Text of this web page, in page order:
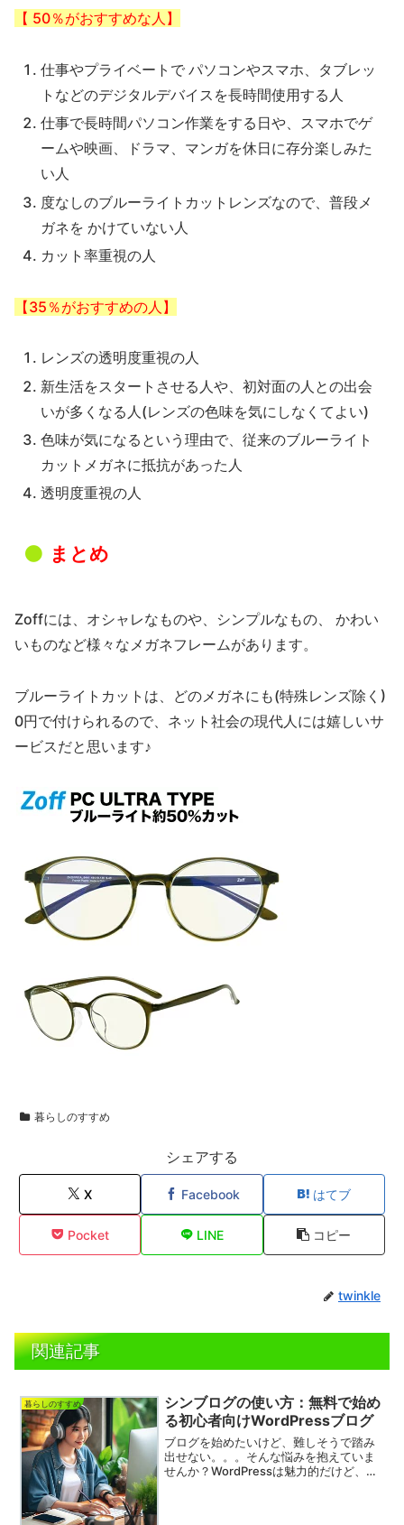
【 50％がおすすめな人】
仕事やプライベートで パソコンやスマホ、タブレッ
トなどのデジタルデバイスを長時間使用する人
仕事で長時間パソコン作業をする日や、スマホでゲ
ームや映画、ドラマ、マンガを休日に存分楽しみた
い人
度なしのブルーライトカットレンズなので、普段メ
ガネを かけていない人
カット率重視の人
【35％がおすすめの人】
レンズの透明度重視の人
新生活をスタートさせる人や、初対面の人との出会
いが多くなる人(レンズの色味を気にしなくてよい)
色味が気になるという理由で、従来のブルーライト
カットメガネに抵抗があった人
透明度重視の人
まとめ
Zoffには、オシャレなものや、シンプルなもの、 かわい
いものなど様々なメガネフレームがあります。
ブルーライトカットは、どのメガネにも(特殊レンズ除く)
0円で付けられるので、ネット社会の現代人には嬉しいサ
ービスだと思います♪
暮らしのすすめ
シェアする
X Facebook はてブ
Pocket LINE コピー
twinkle
関連記事
暮らしのすすめ
シンブログの使い方：無料で始め
る初心者向けWordPressブログ
ブログを始めたいけど、難しそうで踏み
出せない。。。そんな悩みを抱えていま
せんか？WordPressは魅力的だけど、設